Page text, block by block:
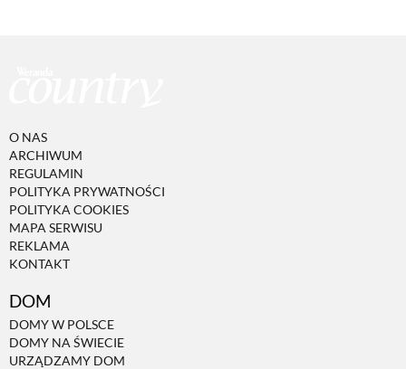
O NAS
ARCHIWUM
REGULAMIN
POLITYKA PRYWATNOŚCI
POLITYKA COOKIES
MAPA SERWISU
REKLAMA
KONTAKT
DOM
DOMY W POLSCE
DOMY NA ŚWIECIE
URZĄDZAMY DOM